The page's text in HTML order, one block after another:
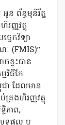
ន ព័ន្ធមុនីរ័ត្ន
រញ្ញវត្ថុ
េកវិទ្យា
ៈ (FMIS)”
ខ្វះបាន
វិធីកែ
ជា ដែលមាន
គ្រងហិរញ្ញវត្ថុ
ភាព,
ទ្ធផល ឬ